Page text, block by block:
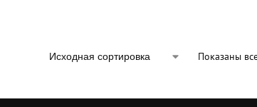
Показаны